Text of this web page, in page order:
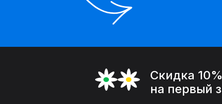
Скидка 10%
на первый